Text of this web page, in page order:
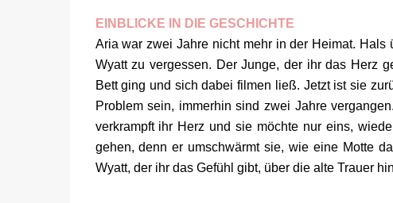
EINBLICKE IN DIE GESCHICHTE
Aria war zwei Jahre nicht mehr in der Heimat.
Wyatt zu vergessen. Der Junge, der ihr das Herz
Bett ging und sich dabei filmen ließ. Jetzt ist sie
Problem sein, immerhin sind zwei Jahre
verkrampft ihr Herz und sie möchte nur eins,
gehen, denn er umschwärmt sie, wie eine Motte
Wyatt, der ihr das Gefühl gibt, über die alte Trauer